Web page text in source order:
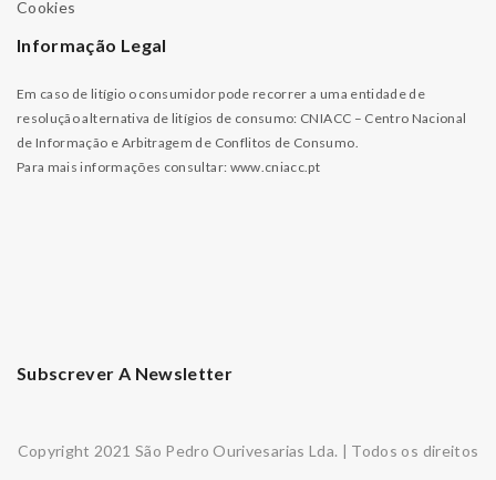
Cookies
Informação Legal
Em caso de litígio o consumidor pode recorrer a uma entidade de
resolução alternativa de litígios de consumo: CNIACC – Centro Nacional
de Informação e Arbitragem de Conflitos de Consumo.
Para mais informações consultar: www.cniacc.pt
Subscrever A Newsletter
Copyright 2021 São Pedro Ourivesarias Lda. | Todos os direitos